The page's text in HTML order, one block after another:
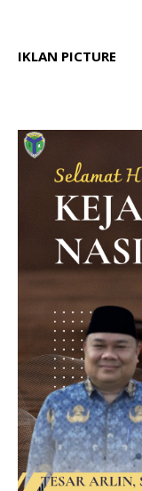
IKLAN PICTURE